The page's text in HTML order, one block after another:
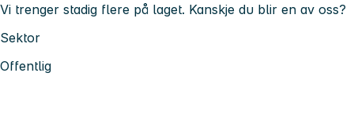
Vi trenger stadig flere på laget. Kanskje du blir en av oss?
Sektor
Offentlig